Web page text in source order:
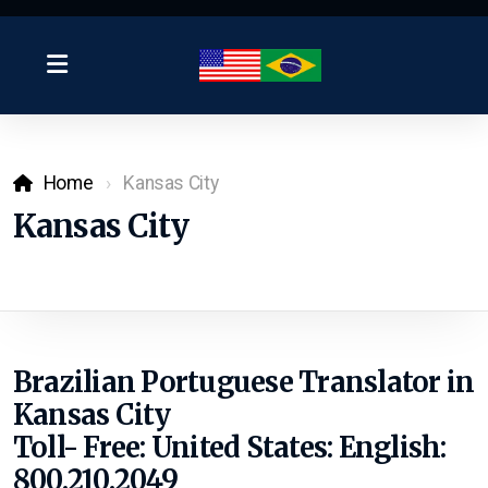
Home Kansas City
Kansas City
Brazilian Portuguese Translator in
Kansas City
Toll- Free: United States: English:
800.210.2049